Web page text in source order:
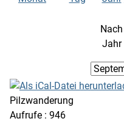
Nach
Jahr
Pilzwanderung
Aufrufe : 946